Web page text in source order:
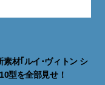
素材｢ルイ･ヴィトン シ
型を全部見せ！